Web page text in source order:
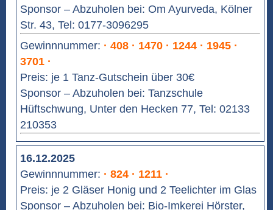
Sponsor – Abzuholen bei: Om Ayurveda, Kölner
Str. 43, Tel: 0177-3096295
Gewinnnummer: · 408 · 1470 · 1244 · 1945 ·
3701 ·
Preis: je 1 Tanz-Gutschein über 30€
Sponsor – Abzuholen bei: Tanzschule
Hüftschwung, Unter den Hecken 77, Tel: 02133
210353
16.12.2025
Gewinnnummer: · 824 · 1211 ·
Preis: je 2 Gläser Honig und 2 Teelichter im Glas
Sponsor – Abzuholen bei: Bio-Imkerei Hörster,